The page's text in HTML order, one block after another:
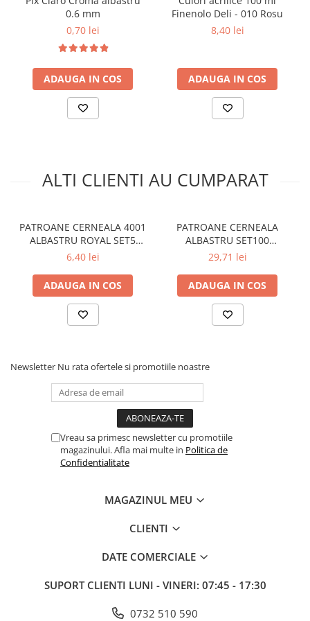
Aparate de aplicat preturi
Etichete pret
Benzi adezive
Benzi dublu adezive
Elastice si sfoara
Distrugatoare de documente
Aparate de indosariat
Afisare
Accesorii pentru whiteboard
Panouri de pluta
Flipchart-uri
Accesorii pentru panouri
Table albe magnetice - whiteboard
Stocare
Memorii USB
Baterii & Acumulatori
Pentru geamuri
0.6 mm
0,70 lei
ADAUGA IN COS
Finenolo Deli - 010 Rosu
8,40 lei
ADAUGA IN COS
ALTI CLIENTI AU CUMPARAT
PATROANE CERNEALA 4001
ALBASTRU ROYAL SET5
MARI
6,40 lei
ADAUGA IN COS
PATROANE CERNEALA
ALBASTRU SET100
RECIPIENT STICLA
29,71 lei
ADAUGA IN COS
Newsletter Nu rata ofertele si promotiile noastre
Vreau sa primesc newsletter cu promotiile
magazinului. Afla mai multe in Politica de
Confidentialitate
MAGAZINUL MEU
CLIENTI
DATE COMERCIALE
SUPORT CLIENTI LUNI - VINERI: 07:45 - 17:30
0732 510 590